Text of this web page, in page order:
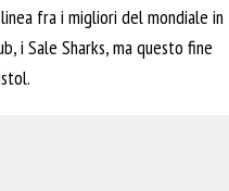
fra i migliori del mondiale in
i Sale Sharks, ma questo fine